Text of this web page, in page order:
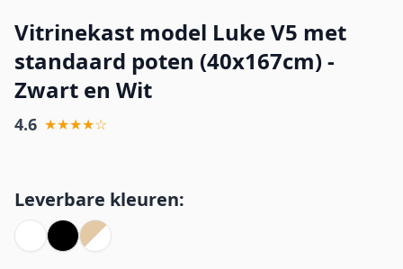
Vitrinekast model Luke V5 met
standaard poten (40x167cm) -
Zwart en Wit
4.6 ★★★★☆
Leverbare kleuren: